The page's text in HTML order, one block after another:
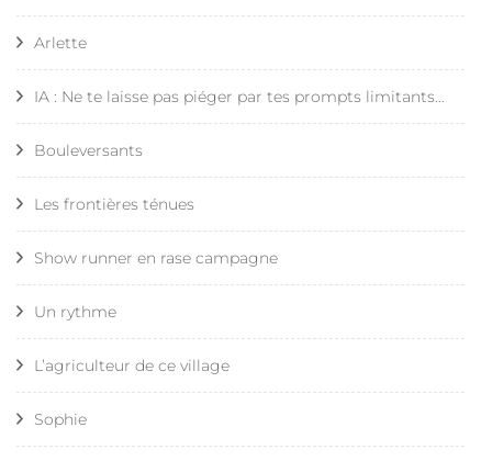
Arlette
IA : Ne te laisse pas piéger par tes prompts limitants…
Bouleversants
Les frontières ténues
Show runner en rase campagne
Un rythme
L’agriculteur de ce village
Sophie